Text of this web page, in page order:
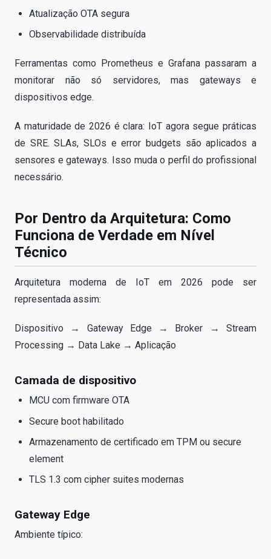
Atualização OTA segura
Observabilidade distribuída
Ferramentas como Prometheus e Grafana passaram a
monitorar não só servidores, mas gateways e
dispositivos edge.
A maturidade de 2026 é clara: IoT agora segue práticas
de SRE. SLAs, SLOs e error budgets são aplicados a
sensores e gateways. Isso muda o perfil do profissional
necessário.
Por Dentro da Arquitetura: Como
Funciona de Verdade em Nível
Técnico
Arquitetura moderna de IoT em 2026 pode ser
representada assim:
Dispositivo → Gateway Edge → Broker → Stream
Processing → Data Lake → Aplicação
Camada de dispositivo
MCU com firmware OTA
Secure boot habilitado
Armazenamento de certificado em TPM ou secure
element
TLS 1.3 com cipher suites modernas
Gateway Edge
Ambiente típico: